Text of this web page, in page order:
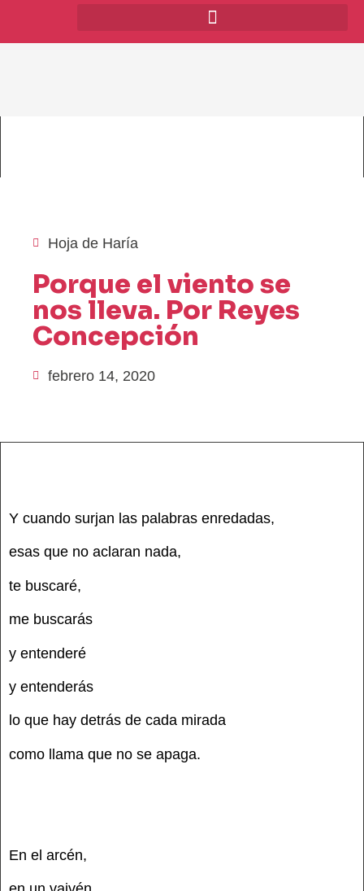
Hoja de Haría
Porque el viento se
nos lleva. Por Reyes
Concepción
febrero 14, 2020
Y cuando surjan las palabras enredadas,
esas que no aclaran nada,
te buscaré,
me buscarás
y entenderé
y entenderás
lo que hay detrás de cada mirada
como llama que no se apaga.
En el arcén,